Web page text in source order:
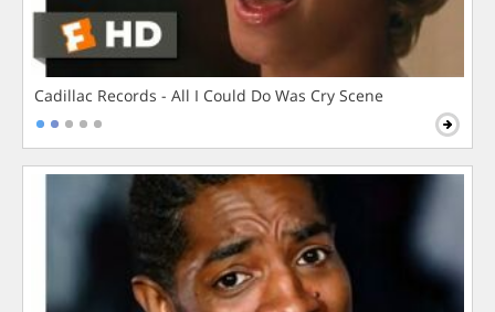
Cadillac Records - All I Could Do Was Cry Scene